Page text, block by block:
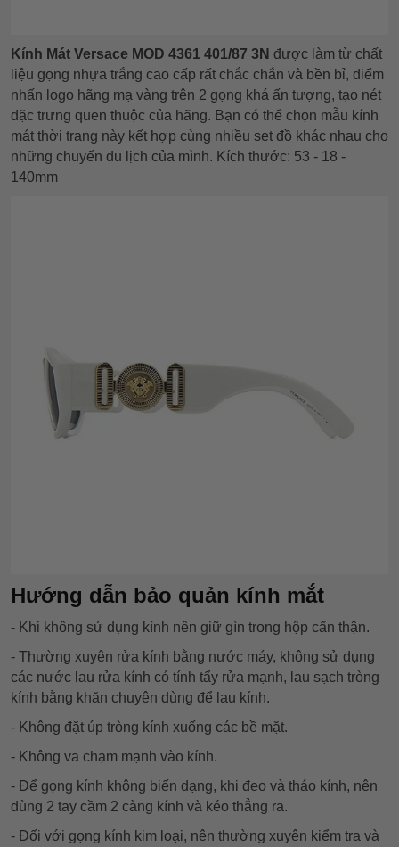
Kính Mát Versace MOD 4361 401/87 3N được làm từ chất
liệu gọng nhựa trắng cao cấp rất chắc chắn và bền bỉ, điểm
nhấn logo hãng mạ vàng trên 2 gọng khá ấn tượng, tạo nét
đặc trưng quen thuộc của hãng. Bạn có thể chọn mẫu kính
mát thời trang này kết hợp cùng nhiều set đồ khác nhau cho
những chuyến du lịch của mình. Kích thước: 53 - 18 -
140mm
Hướng dẫn bảo quản kính mắt
- Khi không sử dụng kính nên giữ gìn trong hộp cẩn thận.
- Thường xuyên rửa kính bằng nước máy, không sử dụng
các nước lau rửa kính có tính tẩy rửa mạnh, lau sạch tròng
kính bằng khăn chuyên dùng để lau kính.
- Không đặt úp tròng kính xuống các bề mặt.
- Không va chạm mạnh vào kính.
- Để gọng kính không biến dạng, khi đeo và tháo kính, nên
dùng 2 tay cầm 2 càng kính và kéo thẳng ra.
- Đối với gọng kính kim loại, nên thường xuyên kiểm tra và